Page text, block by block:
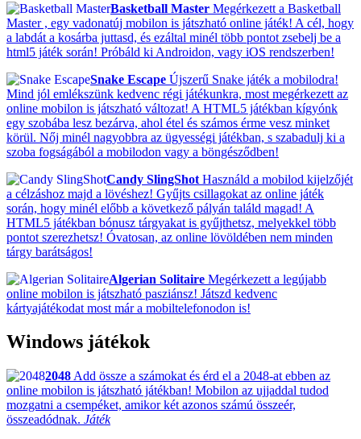
Basketball Master Megérkezett a Basketball
Master , egy vadonatúj mobilon is játszható online játék! A cél, hogy
a labdát a kosárba juttasd, és ezáltal minél több pontot zsebelj be a
html5 játék során! Próbáld ki Androidon, vagy iOS rendszerben!
Snake Escape Újszerű Snake játék a mobilodra!
Mind jól emlékszünk kedvenc régi játékunkra, most megérkezett az
online mobilon is játszható változat! A HTML5 játékban kígyónk
egy szobába lesz bezárva, ahol étel és számos érme vesz minket
körül. Nőj minél nagyobbra az ügyességi játékban, s szabadulj ki a
szoba fogságából a mobilodon vagy a böngésződben!
Candy SlingShot Használd a mobilod kijelzőjét
a célzáshoz majd a lövéshez! Gyűjts csillagokat az online játék
során, hogy minél előbb a következő pályán találd magad! A
HTML5 játékban bónusz tárgyakat is gyűjthetsz, melyekkel több
pontot szerezhetsz! Óvatosan, az online lövöldében nem minden
tárgy barátságos!
Algerian Solitaire Megérkezett a legújabb
online mobilon is játszható pasziánsz! Játszd kedvenc
kártyajátékodat most már a mobiltelefonodon is!
Windows játékok
2048 Add össze a számokat és érd el a 2048-at ebben az
online mobilon is játszható játékban! Mobilon az ujjaddal tudod
mozgatni a csempéket, amikor két azonos számú összeér,
összeadódnak. Játék